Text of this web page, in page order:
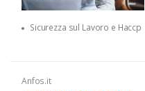
Sicurezza sul Lavoro e Haccp
Anfos.it